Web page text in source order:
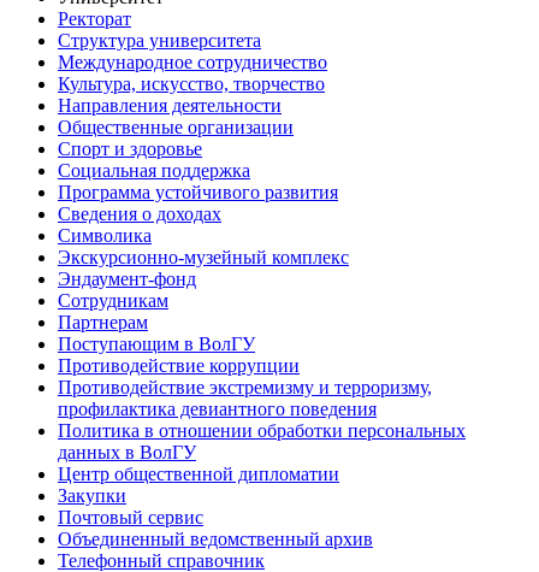
Ректорат
Структура университета
Международное сотрудничество
Культура, искусство, творчество
Направления деятельности
Общественные организации
Спорт и здоровье
Социальная поддержка
Программа устойчивого развития
Сведения о доходах
Символика
Экскурсионно-музейный комплекс
Эндаумент-фонд
Сотрудникам
Партнерам
Поступающим в ВолГУ
Противодействие коррупции
Противодействие экстремизму и терроризму,
профилактика девиантного поведения
Политика в отношении обработки персональных
данных в ВолГУ
Центр общественной дипломатии
Закупки
Почтовый сервис
Объединенный ведомственный архив
Телефонный справочник